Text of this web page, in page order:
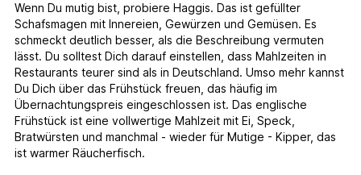
Wenn Du mutig bist, probiere Haggis. Das ist gefüllter
Schafsmagen mit Innereien, Gewürzen und Gemüsen. Es
schmeckt deutlich besser, als die Beschreibung vermuten
lässt. Du solltest Dich darauf einstellen, dass Mahlzeiten in
Restaurants teurer sind als in Deutschland. Umso mehr kannst
Du Dich über das Frühstück freuen, das häufig im
Übernachtungspreis eingeschlossen ist. Das englische
Frühstück ist eine vollwertige Mahlzeit mit Ei, Speck,
Bratwürsten und manchmal - wieder für Mutige - Kipper, das
ist warmer Räucherfisch.